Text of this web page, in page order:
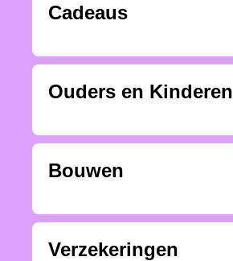
Cadeaus
Ouders en Kinderen
Bouwen
Verzekeringen